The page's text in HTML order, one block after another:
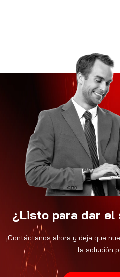
¿Listo para dar el
¡Contáctanos ahora y deja que
la solución